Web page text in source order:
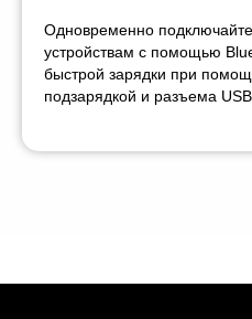
Одновременно
устройствам с помощью
быстрой зарядки при
подзарядкой и разъема